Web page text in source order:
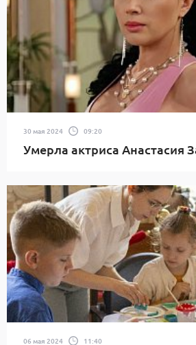
30 мая 2024 09:20
Умерла актриса Анастасия
06 мая 2024 11:40